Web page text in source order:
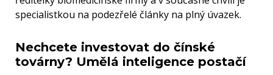
specialistkou na podezřelé články na plný úvazek.
Nechcete investovat do čínské
továrny? Umělá inteligence postačí